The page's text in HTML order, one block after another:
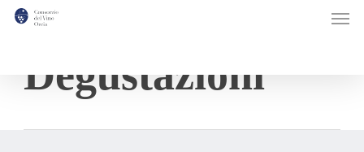
Skip
contentDegustazioni